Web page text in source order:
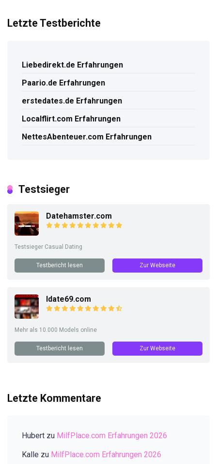
Letzte Testberichte
Liebedirekt.de Erfahrungen
Paario.de Erfahrungen
erstedates.de Erfahrungen
Localflirt.com Erfahrungen
NettesAbenteuer.com Erfahrungen
Testsieger
Datehamster.com
Testsieger Casual Dating
Testbericht lesen Zur Webseite
Idate69.com
Mehr als 10.000 Models online
Testbericht lesen Zur Webseite
Letzte Kommentare
Hubert zu MilfPlace.com Erfahrungen 2026
Kalle zu MilfPlace.com Erfahrungen 2026